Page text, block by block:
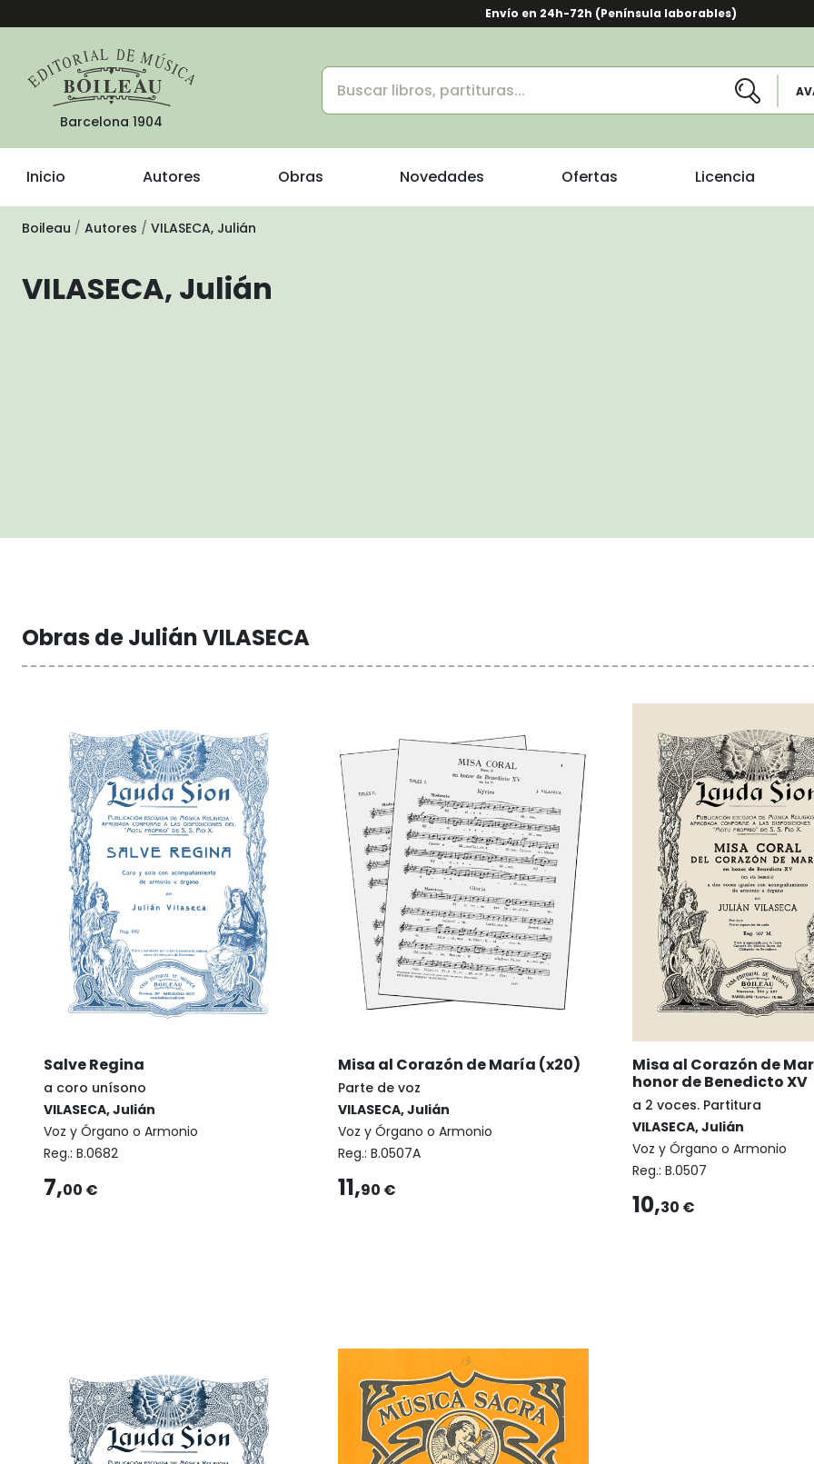
Envío en 24h-72h (Península laborables)
Barcelona 1904
Inicio Autores Obras Novedades Ofertas Licencia
Boileau Autores VILASECA, Julián
VILASECA, Julián
Obras de Julián VILASECA
Salve Regina
a coro unísono
VILASECA, Julián
Voz y Órgano o Armonio
Reg.: B.0682
7,00 €
Misa al Corazón de María (x20)
Parte de voz
VILASECA, Julián
Voz y Órgano o Armonio
Reg.: B.0507A
11,90 €
Misa al Corazón de
honor de Benedicto XV
a 2 voces. Partitura
VILASECA, Julián
Voz y Órgano o Armonio
Reg.: B.0507
10,30 €